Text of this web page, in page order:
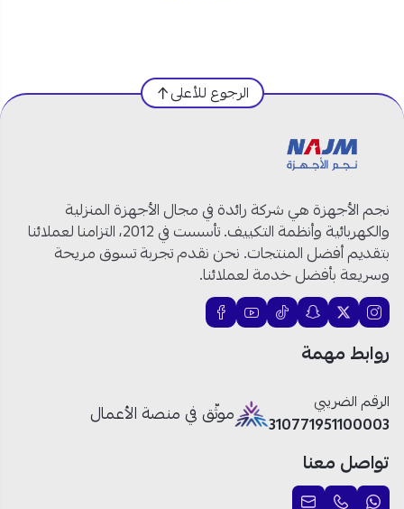
العلامة التجارية:كولين
النوع:خلاط يدوي 2 في 1
القدرة الكهربائية:
السعة:
عدد مستويات السرعة:2 سرعات
الشفرات:حادة ومتينة
التحكم:سهل وسلس
الفتحة:تمنع الانسكاب أثناء السكب
المقبض: مريح للحمل والنقل
سهولة التنظيف:
التصميم:
بلد الصنع: الصين
الرجوع للأعلى
نجم الأجهزة هي شركة رائدة في مجال الأجهزة المنزلية
والكهربائية وأنظمة التكييف. تأسست في 2012، التزامنا لعملائنا
بتقديم أفضل المنتجات. نحن نقدم تجربة تسوق مريحة
وسريعة بأفضل خدمة لعملائنا.
روابط مهمة
الرقم الضريبي
310771951100003
موثّق في منصة الأعمال
تواصل معنا